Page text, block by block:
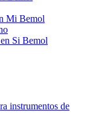
Mi Bemol
Si Bemol
instrumentos de